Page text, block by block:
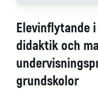
Linda Eriksson
Handledare
Professor Christina
Göran Bostedt,
Opponent
Marianne
Elevinflytande
didaktik och
grundskolor